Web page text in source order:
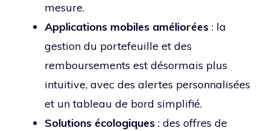
mesure.
Applications mobiles améliorées : la
gestion du portefeuille et des
remboursements est désormais plus
intuitive, avec des alertes personnalisées
et un tableau de bord simplifié.
Solutions écologiques : des offres de